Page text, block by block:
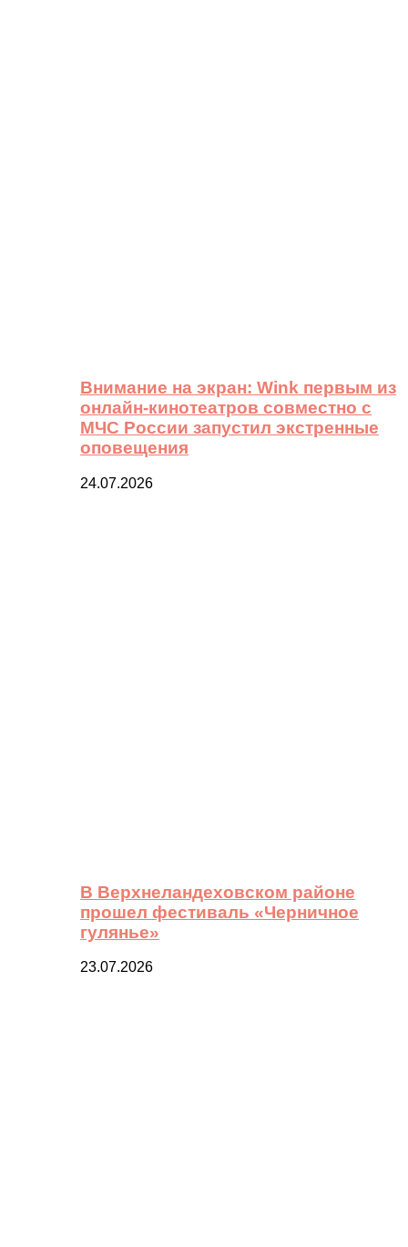
Внимание на экран: Wink первым из
онлайн-кинотеатров совместно с
МЧС России запустил экстренные
оповещения
24.07.2026
В Верхнеландеховском районе
прошел фестиваль «Черничное
гулянье»
23.07.2026